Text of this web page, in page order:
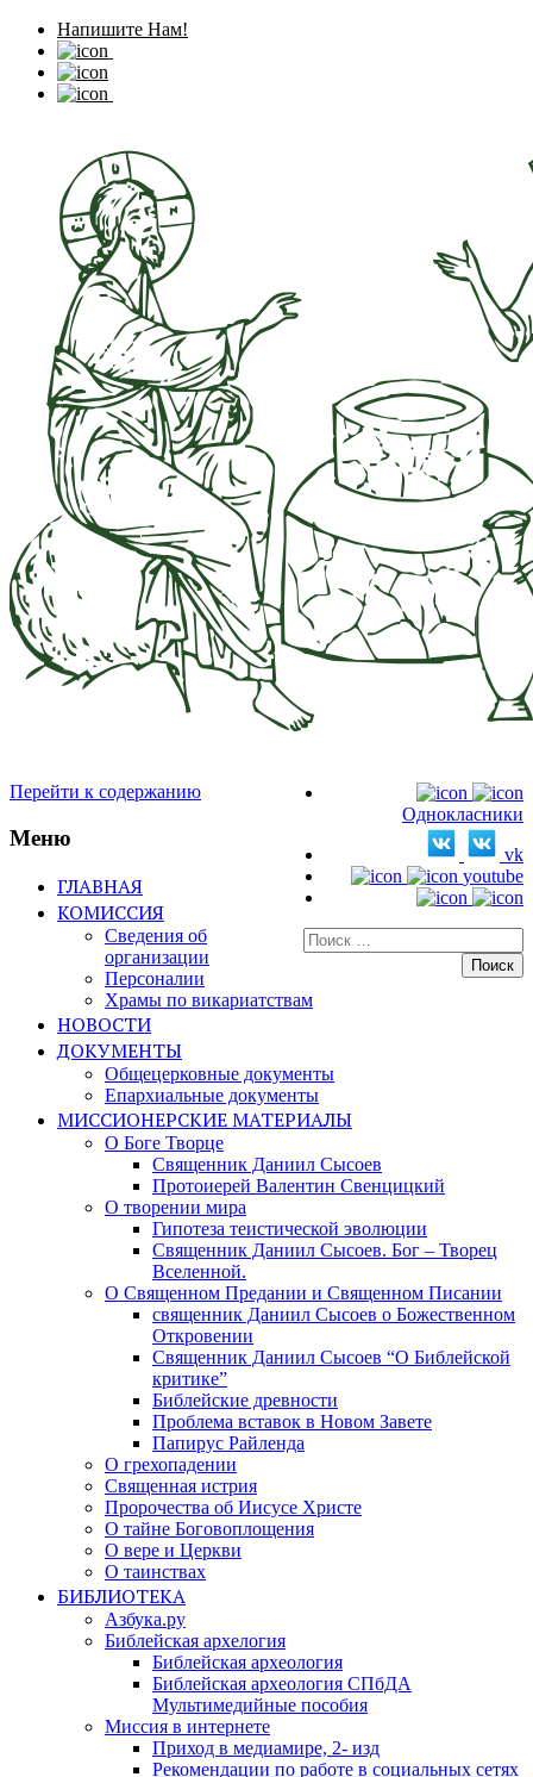
Напишите Нам!
Однокласники
vk
youtube
Искать:
Перейти к содержанию
Меню
ГЛАВНАЯ
КОМИССИЯ
Сведения об
организации
Персоналии
Храмы по викариатствам
НОВОСТИ
ДОКУМЕНТЫ
Общецерковные документы
Епархиальные документы
МИССИОНЕРСКИЕ МАТЕРИАЛЫ
О Боге Творце
Священник Даниил Сысоев
Протоиерей Валентин Свенцицкий
О творении мира
Гипотеза теистической эволюции
Священник Даниил Сысоев. Бог – Творец
Вселенной.
О Священном Предании и Священном Писании
священник Даниил Сысоев о Божественном
Откровении
Священник Даниил Сысоев “О Библейской
критике”
Библейские древности
Проблема вставок в Новом Завете
Папирус Райленда
О грехопадении
Священная истрия
Пророчества об Иисусе Христе
О тайне Боговоплощения
О вере и Церкви
О таинствах
БИБЛИОТЕКА
Азбука.ру
Библейская архелогия
Библейская археология
Библейская археология СПбДА
Мультимедийные пособия
Миссия в интернете
Приход в медиамире, 2- изд
Рекомендации по работе в социальных сетях